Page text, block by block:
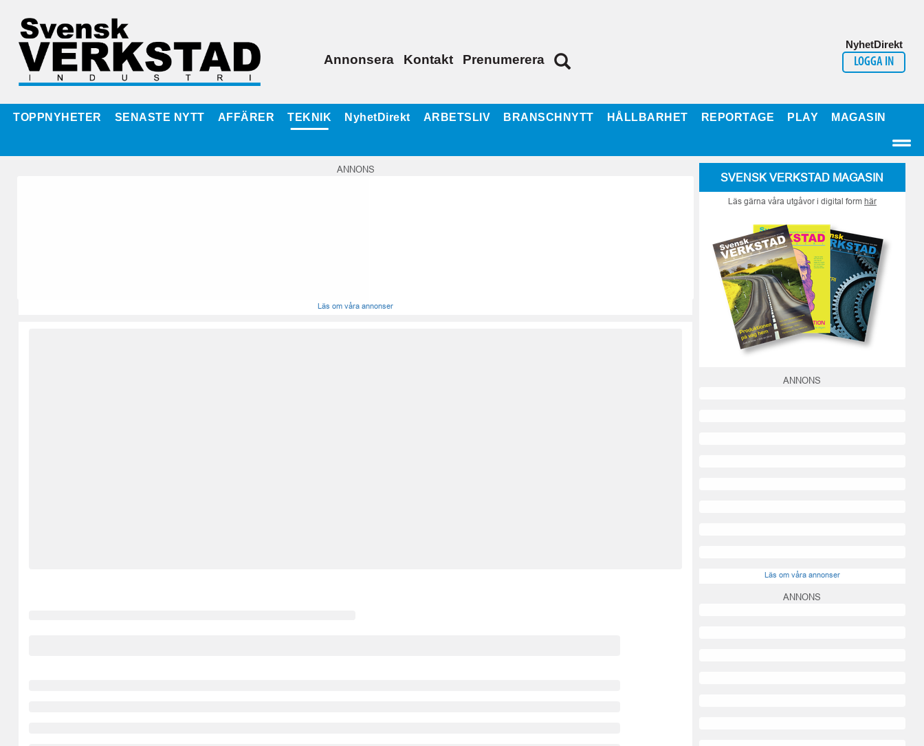
Annonsera Kontakt Prenumerera
NyhetDirekt
LOGGA IN
TOPPNYHETER SENASTE NYTT AFFÄRER TEKNIK NyhetDirekt ARBETSLIV BRANSCHNYTT HÅLLBARHET REPORTAGE PLAY MAGASIN
ANNONS
Läs om våra annonser
SVENSK VERKSTAD MAGASIN
Läs gärna våra utgåvor i digital form här
ANNONS
Läs om våra annonser
ANNONS